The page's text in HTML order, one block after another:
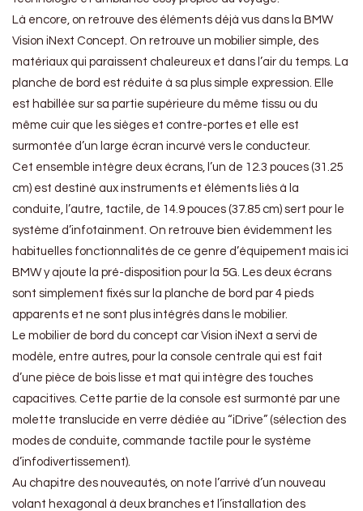
Là encore, on retrouve des éléments déjà vus dans la BMW
Vision iNext Concept. On retrouve un mobilier simple, des
matériaux qui paraissent chaleureux et dans l’air du temps. La
planche de bord est réduite à sa plus simple expression. Elle
est habillée sur sa partie supérieure du même tissu ou du
même cuir que les sièges et contre-portes et elle est
surmontée d’un large écran incurvé vers le conducteur.
Cet ensemble intègre deux écrans, l’un de 12.3 pouces (31.25
cm) est destiné aux instruments et éléments liés à la
conduite, l’autre, tactile, de 14.9 pouces (37.85 cm) sert pour le
système d’infotainment. On retrouve bien évidemment les
habituelles fonctionnalités de ce genre d’équipement mais ici
BMW y ajoute la pré-disposition pour la 5G. Les deux écrans
sont simplement fixés sur la planche de bord par 4 pieds
apparents et ne sont plus intégrés dans le mobilier.
Le mobilier de bord du concept car Vision iNext a servi de
modèle, entre autres, pour la console centrale qui est fait
d’une pièce de bois lisse et mat qui intègre des touches
capacitives. Cette partie de la console est surmonté par une
molette translucide en verre dédiée au “iDrive” (sélection des
modes de conduite, commande tactile pour le système
d’infodivertissement).
Au chapitre des nouveautés, on note l’arrivé d’un nouveau
volant hexagonal à deux branches et l’installation des